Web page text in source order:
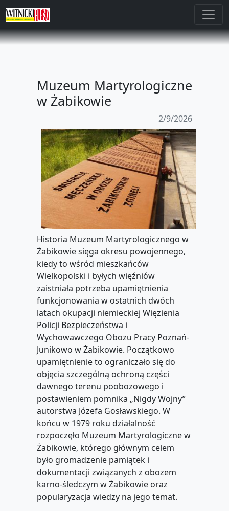
Muzeum Martyrologiczne
w Żabikowie
2/9/2026
Historia Muzeum Martyrologicznego w
Żabikowie sięga okresu powojennego,
kiedy to wśród mieszkańców
Wielkopolski i byłych więźniów
zaistniała potrzeba upamiętnienia
funkcjonowania w ostatnich dwóch
latach okupacji niemieckiej Więzienia
Policji Bezpieczeństwa i
Wychowawczego Obozu Pracy Poznań-
Junikowo w Żabikowie. Początkowo
upamiętnienie to ograniczało się do
objęcia szczególną ochroną części
dawnego terenu poobozowego i
postawieniem pomnika „Nigdy Wojny”
autorstwa Józefa Gosławskiego. W
końcu w 1979 roku działalność
rozpoczęło Muzeum Martyrologiczne w
Żabikowie, którego głównym celem
było gromadzenie pamiątek i
dokumentacji związanych z obozem
karno-śledczym w Żabikowie oraz
popularyzacja wiedzy na jego temat.